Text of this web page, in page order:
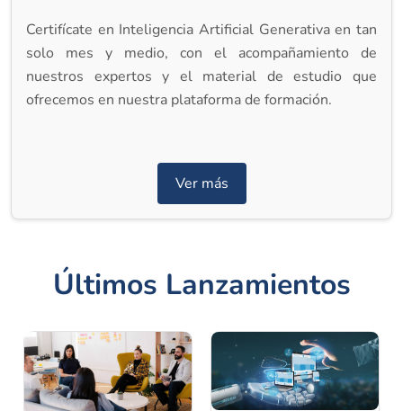
Certifícate en Inteligencia Artificial Generativa en tan
solo mes y medio, con el acompañamiento de
nuestros expertos y el material de estudio que
ofrecemos en nuestra plataforma de formación.
Ver más
Últimos Lanzamientos